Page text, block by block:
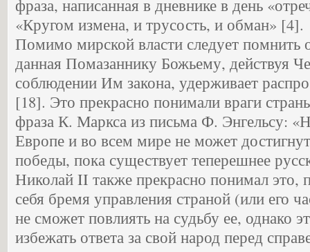
фраза, написанная в дневнике в день
«Кругом измена, и трусость, и обман» [4].
Помимо мирской власти следует помнить
данная Помазаннику Божьему, действуя
соблюдении Им закона, удерживает
[18]. Это прекрасно понимали враги
фраза К. Маркса из письма Ф. Энгельсу:
Европе и во всем мире не может
победы, пока существует теперешнее
Николай II также прекрасно понимал это,
себя бремя управления страной (или его
не сможет повлиять на судьбу ее, однако
избежать ответа за свой народ перед